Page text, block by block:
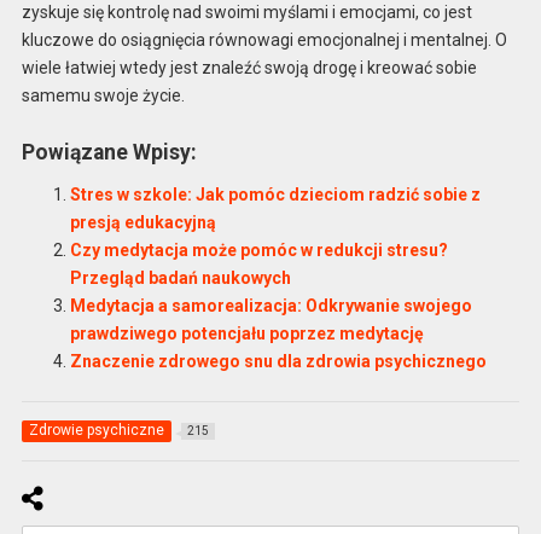
zyskuje się kontrolę nad swoimi myślami i emocjami, co jest
kluczowe do osiągnięcia równowagi emocjonalnej i mentalnej. O
wiele łatwiej wtedy jest znaleźć swoją drogę i kreować sobie
samemu swoje życie.
Powiązane Wpisy:
Stres w szkole: Jak pomóc dzieciom radzić sobie z
presją edukacyjną
Czy medytacja może pomóc w redukcji stresu?
Przegląd badań naukowych
Medytacja a samorealizacja: Odkrywanie swojego
prawdziwego potencjału poprzez medytację
Znaczenie zdrowego snu dla zdrowia psychicznego
Zdrowie psychiczne 215